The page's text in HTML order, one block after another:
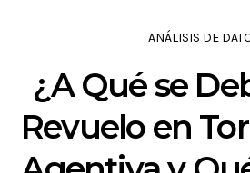
ANÁLISIS DE
¿A Qué se
Revuelo en